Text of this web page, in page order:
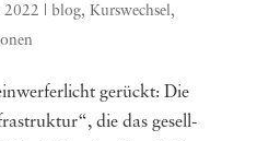
2022 blog, Kurswechsel,
gerückt: Die
die das gesell­